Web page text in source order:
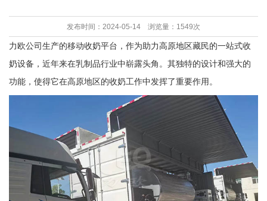
发布时间：2024-05-14 浏览量：1549次
力欧公司生产的移动收奶平台，作为助力高原地区藏民的一站式收
奶设备，近年来在乳制品行业中崭露头角。其独特的设计和强大的
功能，使得它在高原地区的收奶工作中发挥了重要作用。